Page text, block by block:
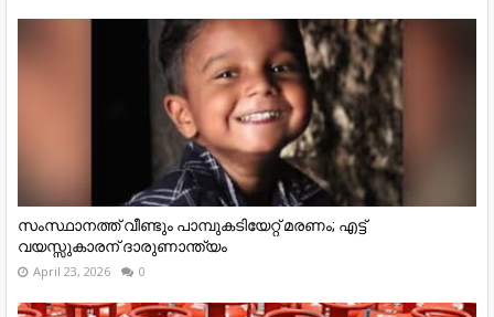
സംസ്ഥാനത്ത് വീണ്ടും പാമ്പുകടിയേറ്റ് മരണം; എട്ട്
വയസ്സുകാരന് ദാരുണാന്ത്യം
April 23, 2026 0